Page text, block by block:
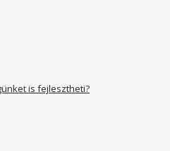
is fejlesztheti?